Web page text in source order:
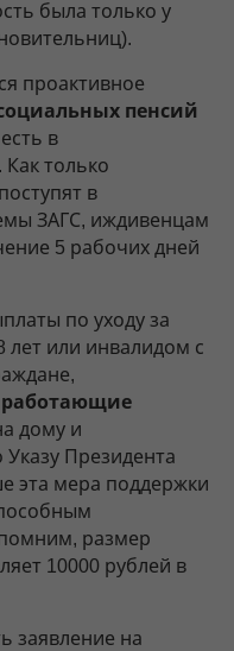
была только у
проактивное
пенсий
в
только
в
ЗАГС, иждивенцам
5 рабочих дней
по уходу за
лет или инвалидом с
работающие
дому и
Президента
эта мера поддержки
размер
10000 рублей в
заявление на